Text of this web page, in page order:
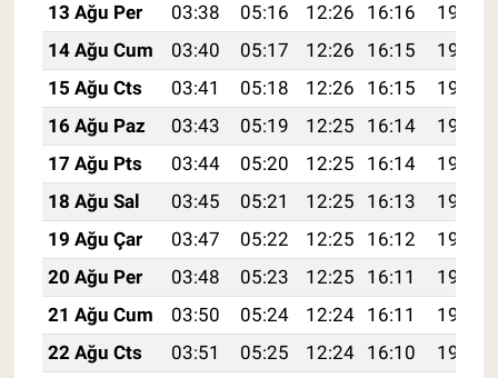
13 Ağu Per
03:38 05:16 12:26 16:16
19:26
14 Ağu Cum
03:40 05:17 12:26 16:15
19:24
15 Ağu Cts
03:41 05:18 12:26 16:15
19:23
16 Ağu Paz
03:43 05:19 12:25 16:14
19:21
17 Ağu Pts
03:44 05:20 12:25 16:14
19:20
18 Ağu Sal
03:45 05:21 12:25 16:13
19:19
19 Ağu Çar
03:47 05:22 12:25 16:12
19:17
20 Ağu Per
03:48 05:23 12:25 16:11
19:16
21 Ağu Cum
03:50 05:24 12:24 16:11
19:14
22 Ağu Cts
03:51 05:25 12:24 16:10
19:13